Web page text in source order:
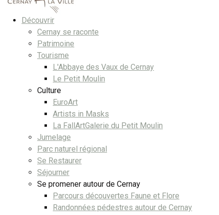
Découvrir
Cernay se raconte
Patrimoine
Tourisme
L'Abbaye des Vaux de Cernay
Le Petit Moulin
Culture
EuroArt
Artists in Masks
La FallArtGalerie du Petit Moulin
Jumelage
Parc naturel régional
Se Restaurer
Séjourner
Se promener autour de Cernay
Parcours découvertes Faune et Flore
Randonnées pédestres autour de Cernay